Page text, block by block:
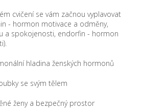
cvičení se vám začnou vyplavovat
- hormon motivace a odměny,
a spokojenosti, endorfin - hormon
hladina ženských hormonů
se svým tělem
ženy a bezpečný prostor